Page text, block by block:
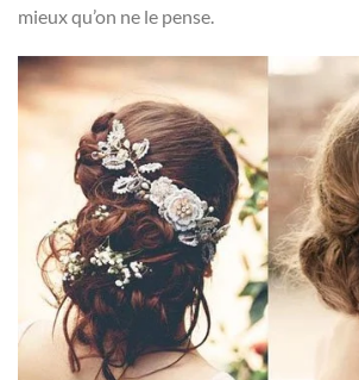
mieux qu’on ne le pense.